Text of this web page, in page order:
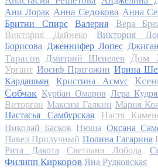
Ани Лорак Анна Седокова Анна
Бритни Спирс
Валерия Вера
Виктория Дайнеко Виктория
Борисова Дженнифер Лопес Джиган
Тарасов
Дмитрий Шепелев Дом
Ургант Иосиф Пригожин Ирина
Кардашьян
Кристина Асмус
Собчак Курбан Омаров Лера
Виторган Максим Галкин Мария
Настасья Самбурская
Настя
Николай Басков Нюша Оксана
Павел Прилучный Полина Гагарина
Рита Дакота
Светлана Лобода
Филипп Киркоров Яна Рудковская